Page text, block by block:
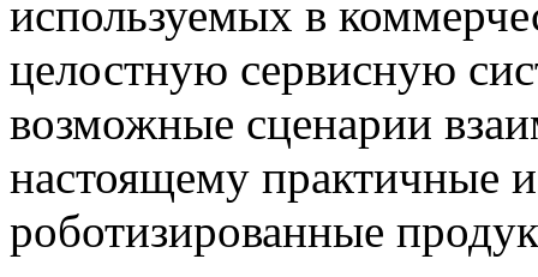
используемых в
целостную сервисную
возможные сценарии
настоящему практичные
роботизированные